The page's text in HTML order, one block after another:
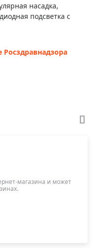
насадка,
подсветка с
Росздравнадзора
магазина и может